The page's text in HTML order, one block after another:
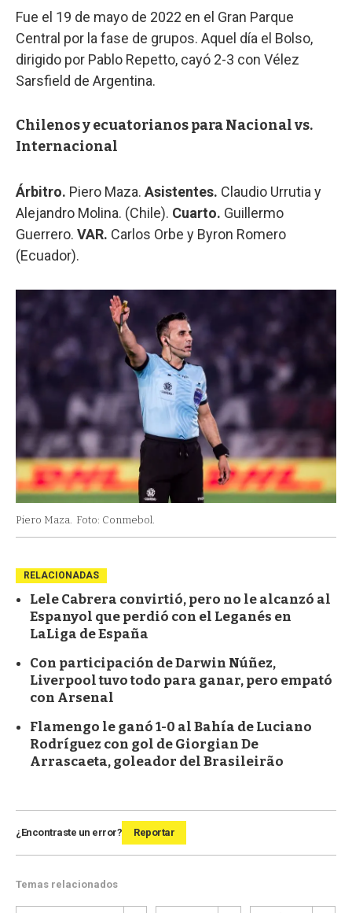
Fue el 19 de mayo de 2022 en el Gran Parque
Central por la fase de grupos. Aquel día el Bolso,
dirigido por Pablo Repetto, cayó 2-3 con Vélez
Sarsfield de Argentina.
Chilenos y ecuatorianos para Nacional vs.
Internacional
Árbitro. Piero Maza. Asistentes. Claudio Urrutia y
Alejandro Molina. (Chile). Cuarto. Guillermo
Guerrero. VAR. Carlos Orbe y Byron Romero
(Ecuador).
Piero Maza. Foto: Conmebol.
RELACIONADAS
Lele Cabrera convirtió, pero no le alcanzó al
Espanyol que perdió con el Leganés en
LaLiga de España
Con participación de Darwin Núñez,
Liverpool tuvo todo para ganar, pero empató
con Arsenal
Flamengo le ganó 1-0 al Bahía de Luciano
Rodríguez con gol de Giorgian De
Arrascaeta, goleador del Brasileirão
¿Encontraste un error? Reportar
Temas relacionados